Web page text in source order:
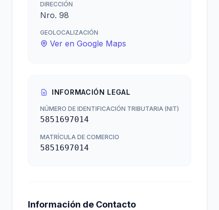
DIRECCIÓN
Nro. 98
GEOLOCALIZACIÓN
Ver en Google Maps
INFORMACIÓN LEGAL
NÚMERO DE IDENTIFICACIÓN TRIBUTARIA (NIT)
5851697014
MATRÍCULA DE COMERCIO
5851697014
Información de Contacto